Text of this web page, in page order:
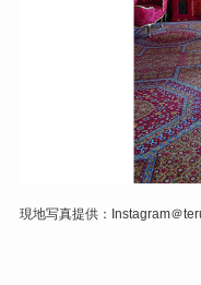
現地写真提供：Instagram＠